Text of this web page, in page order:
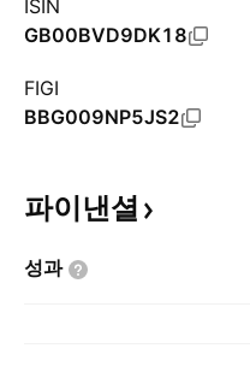
ISIN
GB00BVD9DK18
FIGI
BBG009NP5JS2
파이낸셜
성과